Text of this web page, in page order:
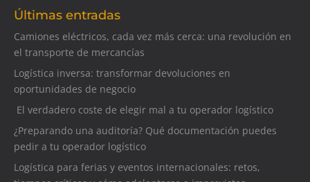
Últimas entradas
Camiones eléctricos, cada vez más cerca: una revolución en
el transporte de mercancías
Logística inversa: transformar devoluciones en
oportunidades de negocio
El verdadero coste de elegir mal a tu operador logístico
¿Preparando una auditoría? Qué documentación puedes
pedir a tu operador logístico
Logística para ferias y eventos internacionales: retos,